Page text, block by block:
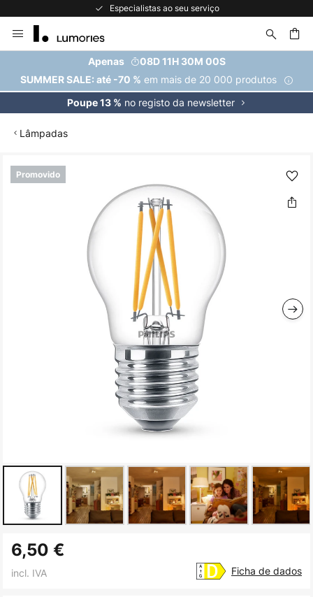
Especialistas ao seu serviço
para
Conteúdo
Apenas
08D 11H 30M 00S
SUMMER SALE: até -70 % em mais de 20 000 produtos
Poupe 13 % no registo da newsletter
Lâmpadas
Promovido
Saltar
para
para
6,50 €
incl. IVA Ficha de dados